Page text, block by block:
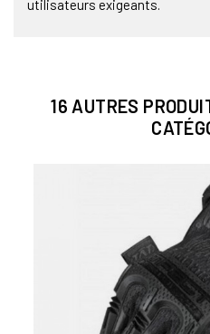
utilisateurs exigeants.
16 AUTRES